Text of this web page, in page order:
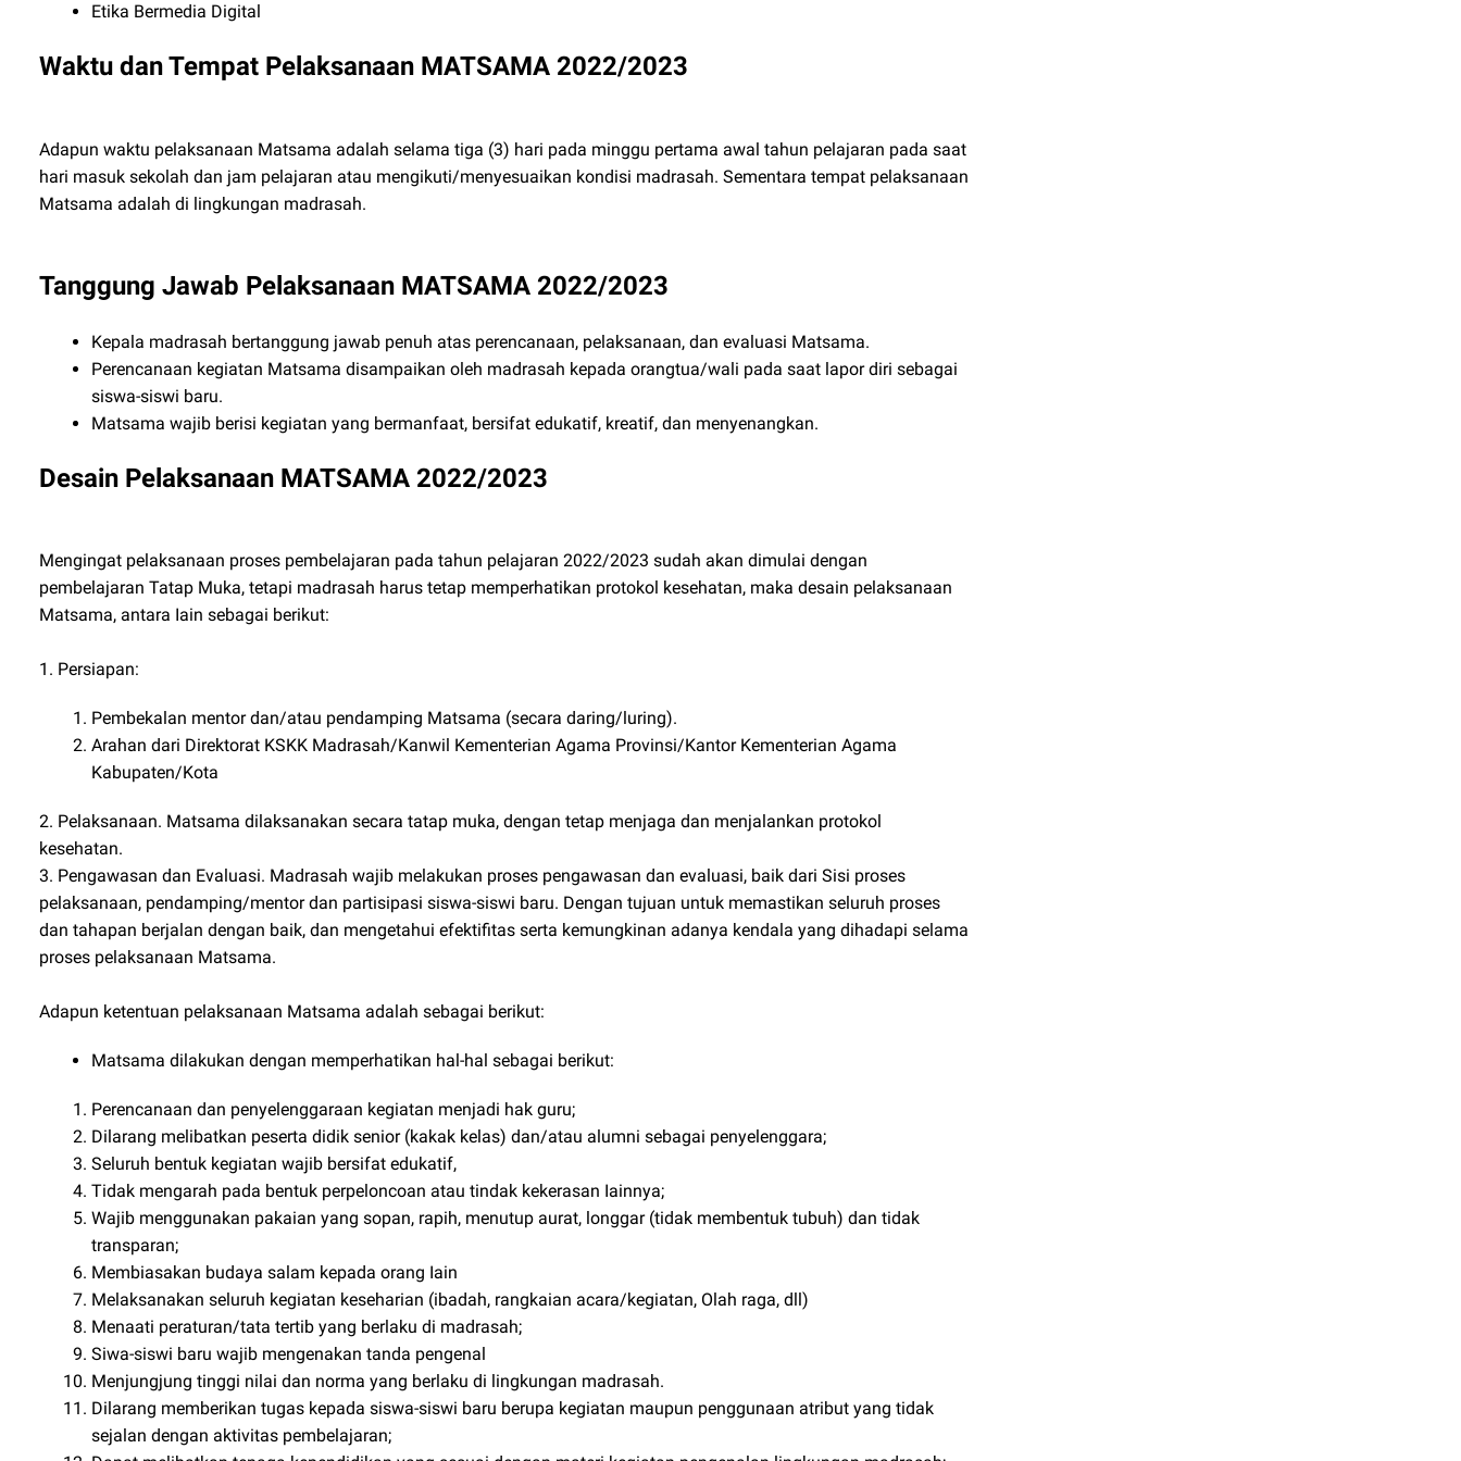
Etika Bermedia Digital
Waktu dan Tempat Pelaksanaan MATSAMA 2022/2023
Adapun waktu pelaksanaan Matsama adalah selama tiga (3) hari pada minggu pertama awal tahun pelajaran pada saat
hari masuk sekolah dan jam pelajaran atau mengikuti/menyesuaikan kondisi madrasah. Sementara tempat pelaksanaan
Matsama adalah di lingkungan madrasah.
Tanggung Jawab Pelaksanaan MATSAMA 2022/2023
Kepala madrasah bertanggung jawab penuh atas perencanaan, pelaksanaan, dan evaluasi Matsama.
Perencanaan kegiatan Matsama disampaikan oleh madrasah kepada orangtua/wali pada saat lapor diri sebagai
siswa-siswi baru.
Matsama wajib berisi kegiatan yang bermanfaat, bersifat edukatif, kreatif, dan menyenangkan.
Desain Pelaksanaan MATSAMA 2022/2023
Mengingat pelaksanaan proses pembelajaran pada tahun pelajaran 2022/2023 sudah akan dimulai dengan
pembelajaran Tatap Muka, tetapi madrasah harus tetap memperhatikan protokol kesehatan, maka desain pelaksanaan
Matsama, antara Iain sebagai berikut:
1. Persiapan:
Pembekalan mentor dan/atau pendamping Matsama (secara daring/luring).
Arahan dari Direktorat KSKK Madrasah/Kanwil Kementerian Agama Provinsi/Kantor Kementerian Agama
Kabupaten/Kota
2. Pelaksanaan. Matsama dilaksanakan secara tatap muka, dengan tetap menjaga dan menjalankan protokol
kesehatan.
3. Pengawasan dan Evaluasi. Madrasah wajib melakukan proses pengawasan dan evaluasi, baik dari Sisi proses
pelaksanaan, pendamping/mentor dan partisipasi siswa-siswi baru. Dengan tujuan untuk memastikan seluruh proses
dan tahapan berjalan dengan baik, dan mengetahui efektifitas serta kemungkinan adanya kendala yang dihadapi selama
proses pelaksanaan Matsama.
Adapun ketentuan pelaksanaan Matsama adalah sebagai berikut:
Matsama dilakukan dengan memperhatikan hal-hal sebagai berikut:
Perencanaan dan penyelenggaraan kegiatan menjadi hak guru;
Dilarang melibatkan peserta didik senior (kakak kelas) dan/atau alumni sebagai penyelenggara;
Seluruh bentuk kegiatan wajib bersifat edukatif,
Tidak mengarah pada bentuk perpeloncoan atau tindak kekerasan Iainnya;
Wajib menggunakan pakaian yang sopan, rapih, menutup aurat, longgar (tidak membentuk tubuh) dan tidak
transparan;
Membiasakan budaya salam kepada orang Iain
Melaksanakan seluruh kegiatan keseharian (ibadah, rangkaian acara/kegiatan, Olah raga, dll)
Menaati peraturan/tata tertib yang berlaku di madrasah;
Siwa-siswi baru wajib mengenakan tanda pengenal
Menjungjung tinggi nilai dan norma yang berlaku di lingkungan madrasah.
Dilarang memberikan tugas kepada siswa-siswi baru berupa kegiatan maupun penggunaan atribut yang tidak
sejalan dengan aktivitas pembelajaran;